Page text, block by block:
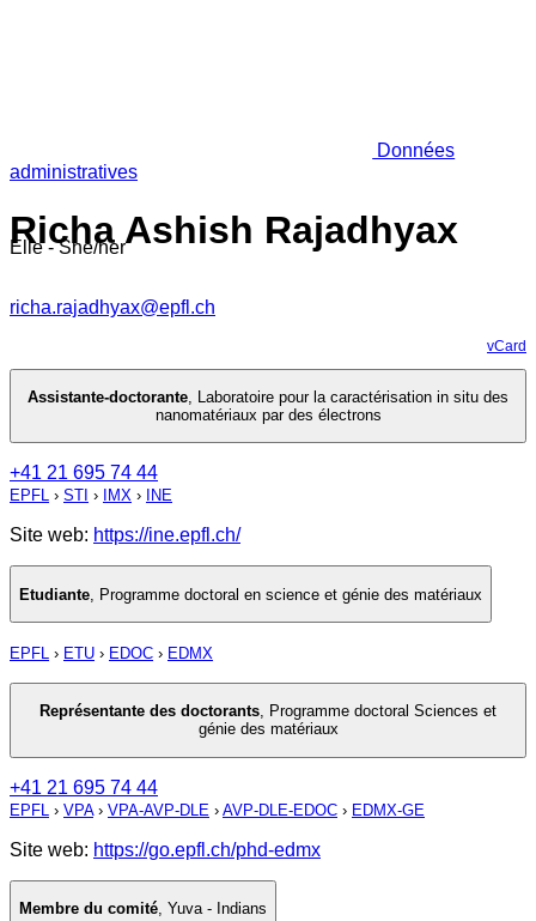
Données
administratives
Richa Ashish Rajadhyax
Elle - She/her
richa.rajadhyax@epfl.ch
vCard
Assistante-doctorante
Laboratoire pour la caractérisation in situ des
nanomatériaux par des électrons
+41 21 695 74 44
EPFL › STI › IMX › INE
Site web: https://ine.epfl.ch/
Etudiante Programme doctoral en science et génie des matériaux
EPFL › ETU › EDOC › EDMX
Représentante des doctorants, Programme doctoral Sciences et
génie des matériaux
+41 21 695 74 44
EPFL › VPA› VPA-AVP-DLE › AVP-DLE-EDOC › EDMX-GE
Site web: https://go.epfl.ch/phd-edmx
Membre du comité Yuva - Indians